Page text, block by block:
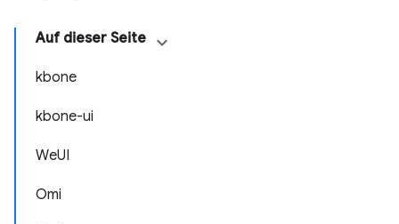
Auf dieser Seite
kbone
kbone-ui
WeUI
Omi